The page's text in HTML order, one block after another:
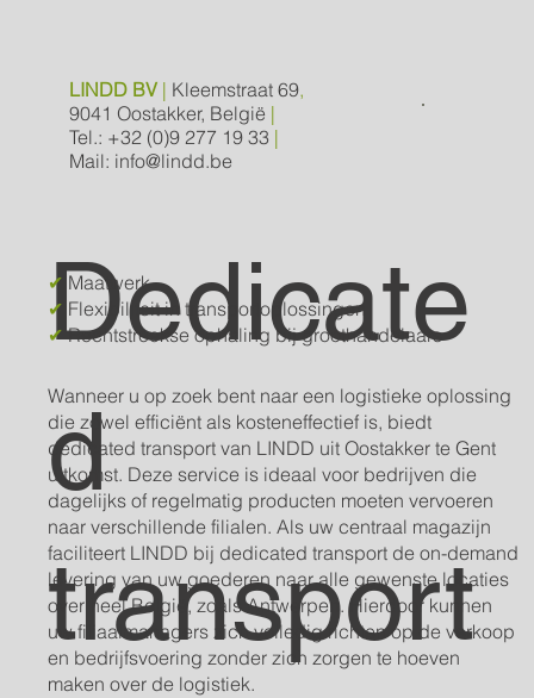
LINDD BV| Kleemstraat 69,
9041 Oostakker, België |
Tel.: +32 (0)9 277 19 33 |
Mail: info@lindd.be
Dedicate
d
transport
✔ Maatwerk
✔ Flexibiliteit in transportoplossingen
✔Rechtstreekse ophaling bij groothandelaars
Wanneer u op zoek bent naar een logistieke oplossing
die zowel efficiënt als kosteneffectief is, biedt
dedicated transport van LINDD uit Oostakker te Gent
uitkomst. Deze service is ideaal voor bedrijven die
dagelijks of regelmatig producten moeten vervoeren
naar verschillende filialen. Als uw centraal magazijn
faciliteert LINDD bij dedicated transport de on-demand
levering van uw goederen naar alle gewenste locaties
over heel België, zoals Antwerpen. Hierdoor kunnen
uw filiaalmanagers zich volledig richten op de verkoop
en bedrijfsvoering zonder zich zorgen te hoeven
maken over de logistiek.